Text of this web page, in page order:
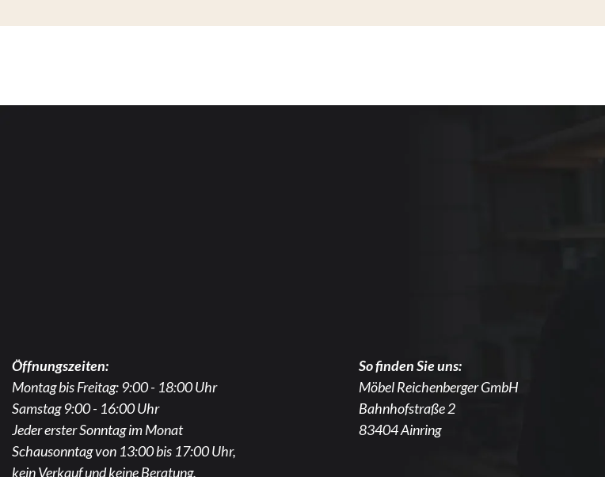
Öffnungszeiten:
Montag bis Freitag: 9:00 - 18:00 Uhr
Samstag 9:00 - 16:00 Uhr
Jeder erster Sonntag im Monat
Schausonntag von 13:00 bis 17:00 Uhr,
kein Verkauf und keine Beratung.
So finden Sie uns:
Möbel Reichenberger GmbH
Bahnhofstraße 2
83404 Ainring